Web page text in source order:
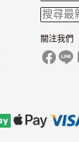
關注我們